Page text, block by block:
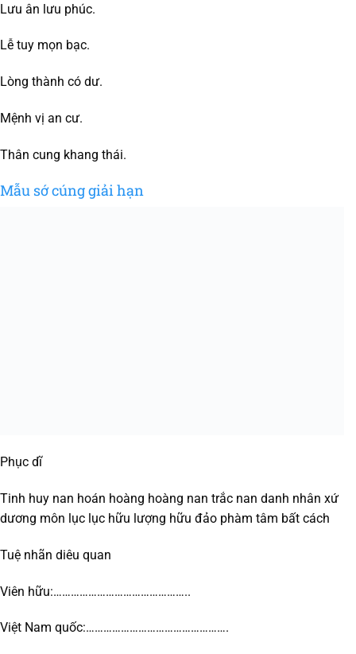
Lưu ân lưu phúc.
Lễ tuy mọn bạc.
Lòng thành có dư.
Mệnh vị an cư.
Thân cung khang thái.
Mẫu sớ cúng giải hạn
Phục dĩ
Tinh huy nan hoán hoàng hoàng nan trắc nan danh nhân xứ
dương môn lục lục hữu lượng hữu đảo phàm tâm bất cách
Tuệ nhãn diêu quan
Viên hữu:………………………………………..
Việt Nam quốc:………………………………………….